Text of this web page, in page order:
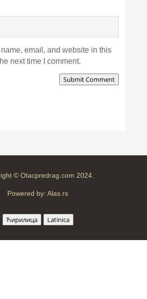
email, and website in this
next time I comment.
Submit Comment
© Otacpredrag.com 2024.
Powered by:Alas.rs
Ћирилица Latinica